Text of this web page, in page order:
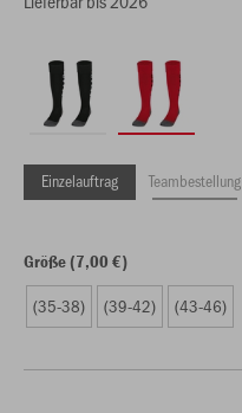
Einzelauftrag Teambestellung
Größe (7,00 €)
(35-38) (39-42) (43-46)